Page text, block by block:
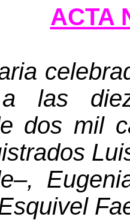
ACTA
a las
dos mil
–,